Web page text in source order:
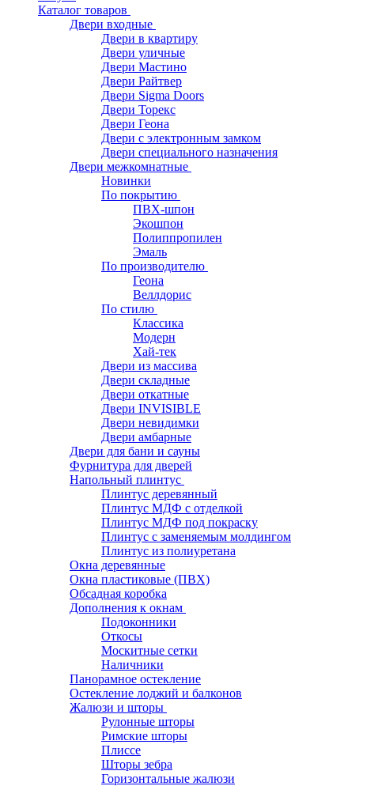
Каталог товаров
Двери входные
Двери в квартиру
Двери уличные
Двери Мастино
Двери Райтвер
Двери Sigma Doors
Двери Торекс
Двери Геона
Двери с электронным замком
Двери специального назначения
Двери межкомнатные
Новинки
По покрытию
ПВХ-шпон
Экошпон
Полиппропилен
Эмаль
По производителю
Геона
Веллдорис
По стилю
Классика
Модерн
Хай-тек
Двери из массива
Двери складные
Двери откатные
Двери INVISIBLE
Двери невидимки
Двери амбарные
Двери для бани и сауны
Фурнитура для дверей
Напольный плинтус
Плинтус деревянный
Плинтус МДФ с отделкой
Плинтус МДФ под покраску
Плинтус с заменяемым молдингом
Плинтус из полиуретана
Окна деревянные
Окна пластиковые (ПВХ)
Обсадная коробка
Дополнения к окнам
Подоконники
Откосы
Москитные сетки
Наличники
Панорамное остекление
Остекление лоджий и балконов
Жалюзи и шторы
Рулонные шторы
Римские шторы
Плиссе
Шторы зебра
Горизонтальные жалюзи